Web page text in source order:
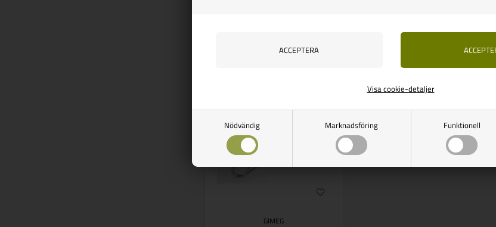
Nödvändig Marknadsföring Funktionell
Visa cookie-detaljer
Finns i lager
GIMEG